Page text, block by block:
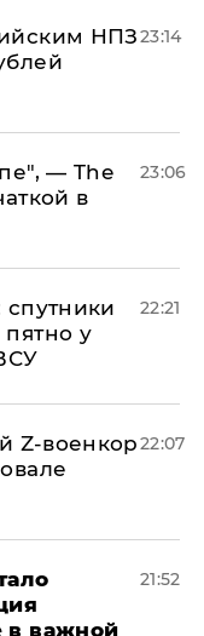
НПЗ23:14
— The
в
23:06
спутники
у
22:21
Z-военкор22:07
в важной
21:52